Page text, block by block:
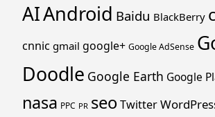
AIAndroid Baidu BlackBerry
cnnic gmail google+ Google AdSense
Doodle Google Earth Google
nasa PPC PR seoTwitter